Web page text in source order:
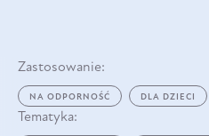
Zastosowanie:
NA ODPORNOŚĆ DLA DZIECI
Tematyka: